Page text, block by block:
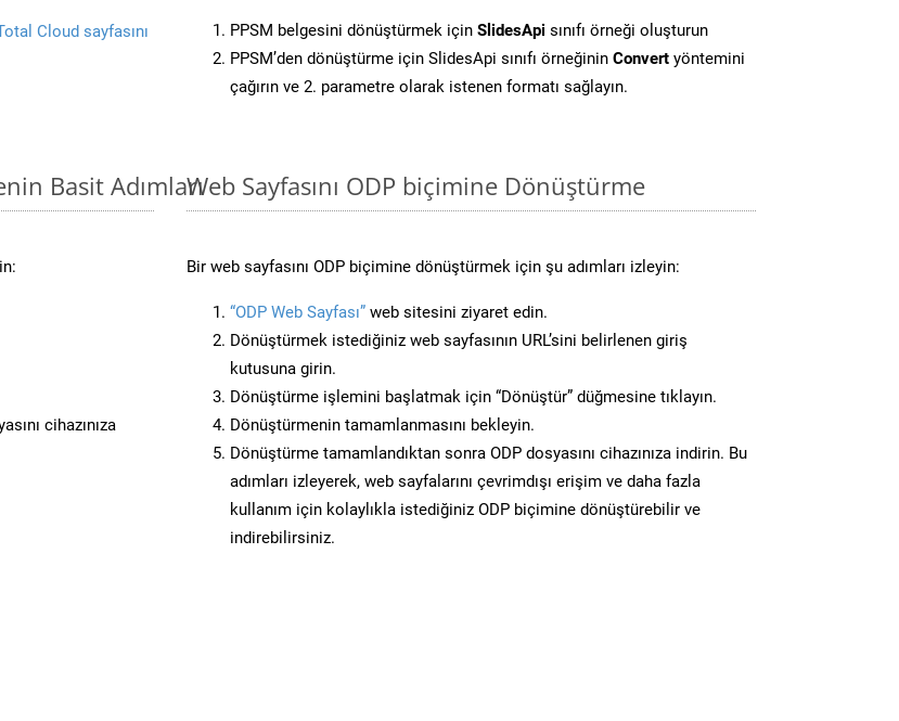
Cloud sayfasını
PPSM belgesini dönüştürmek için SlidesApi sınıfı örneği oluşturun
PPSM’den dönüştürme için SlidesApi sınıfı örneğinin Convert yöntemini
çağırın ve 2. parametre olarak istenen formatı sağlayın.
Basit Adımları
cihazınıza
Web Sayfasını ODP biçimine Dönüştürme
Bir web sayfasını ODP biçimine dönüştürmek için şu adımları izleyin:
“ODP Web Sayfası” web sitesini ziyaret edin.
Dönüştürmek istediğiniz web sayfasının URL’sini belirlenen giriş
kutusuna girin.
Dönüştürme işlemini başlatmak için “Dönüştür” düğmesine tıklayın.
Dönüştürmenin tamamlanmasını bekleyin.
Dönüştürme tamamlandıktan sonra ODP dosyasını cihazınıza indirin. Bu
adımları izleyerek, web sayfalarını çevrimdışı erişim ve daha fazla
kullanım için kolaylıkla istediğiniz ODP biçimine dönüştürebilir ve
indirebilirsiniz.